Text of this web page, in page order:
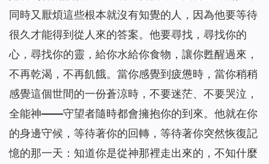
同時又厭煩這些根本就沒有知覺的人，因為他要等待
很久才能得到從人來的答案。他要尋找，尋找你的
心，尋找你的靈，給你水給你食物，讓你甦醒過來，
不再乾渴，不再飢餓。當你感覺到疲憊時，當你稍稍
感覺這個世間的一份蒼涼時，不要迷茫、不要哭泣，
全能神——守望者隨時都會擁抱你的到來。他就在你
的身邊守候，等待著你的回轉，等待著你突然恢復記
憶的那一天：知道你是從神那裡走出來的，不知什麼